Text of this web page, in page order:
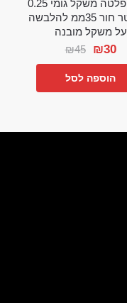
מיקרו פלטה משקל גומי 0.25
קג קוטר חור 35ממ להלבשה
על משקל מובנה
₪45 ₪30
הוספה לסל